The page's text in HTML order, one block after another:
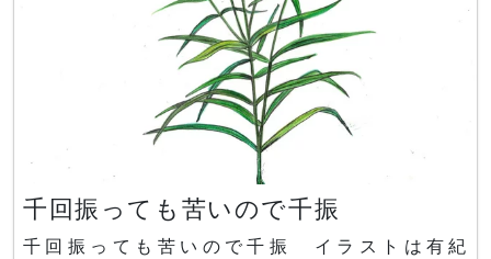
千回振っても苦いので千振
千回振っても苦いので千振 イラストは有紀